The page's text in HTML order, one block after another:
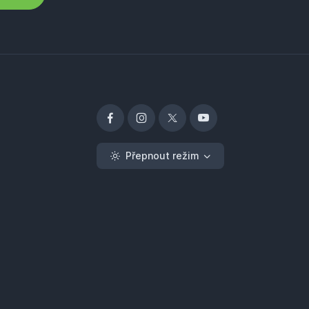
Přepnout režim